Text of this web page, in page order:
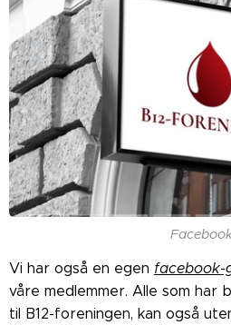
Vi har også en egen facebook-
våre medlemmer. Alle som har
til B12-foreningen, kan også